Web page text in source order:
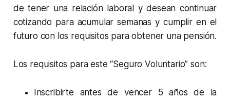
de tener una relación laboral y desean continuar
cotizando para acumular semanas y cumplir en el
futuro con los requisitos para obtener una pensión.
Los requisitos para este “Seguro Voluntario” son:
Inscribirte antes de vencer 5 años de la